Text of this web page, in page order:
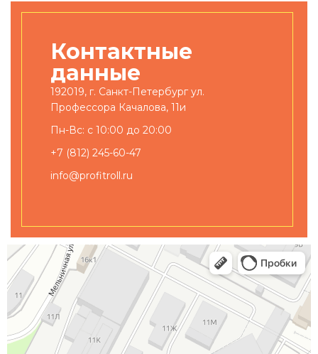
Контактные
данные
192019, г. Санкт-Петербург ул.
Профессора Качалова, 11и
Пн-Вс: с 10:00 до 20:00
+7 (812) 245-60-47
info@profitroll.ru